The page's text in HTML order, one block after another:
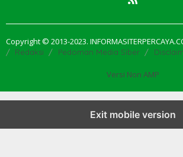
Copyright © 2013-2023.
Redaksi Pedoman Media Siber
Versi Non AMP
Exit mobile version